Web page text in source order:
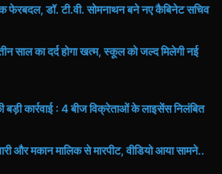
फेरबदल, डॉ. टी.वी. सोमनाथन बने नए कैबिनेट सचिव
साल का दर्द होगा खत्म, स्कूल को जल्द मिलेगी नई
बड़ी कार्रवाई : 4 बीज विक्रेताओं के लाइसेंस निलंबित
और मकान मालिक से मारपीट, वीडियो आया सामने..